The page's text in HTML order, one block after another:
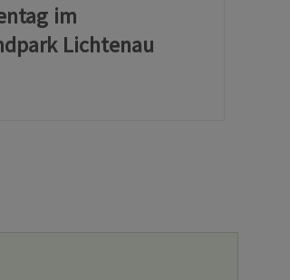
im
Lichtenau